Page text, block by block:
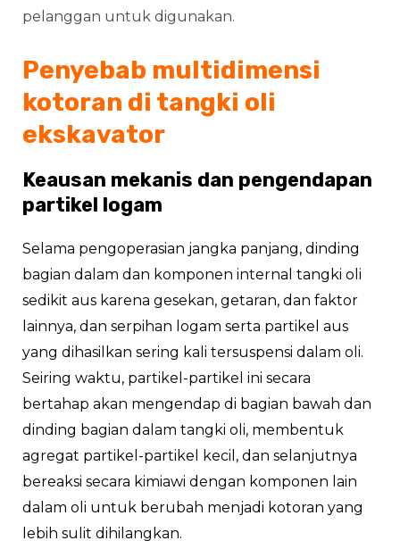
pelanggan untuk digunakan.
Penyebab multidimensi
kotoran di tangki oli
ekskavator
Keausan mekanis dan pengendapan
partikel logam
Selama pengoperasian jangka panjang, dinding
bagian dalam dan komponen internal tangki oli
sedikit aus karena gesekan, getaran, dan faktor
lainnya, dan serpihan logam serta partikel aus
yang dihasilkan sering kali tersuspensi dalam oli.
Seiring waktu, partikel-partikel ini secara
bertahap akan mengendap di bagian bawah dan
dinding bagian dalam tangki oli, membentuk
agregat partikel-partikel kecil, dan selanjutnya
bereaksi secara kimiawi dengan komponen lain
dalam oli untuk berubah menjadi kotoran yang
lebih sulit dihilangkan.